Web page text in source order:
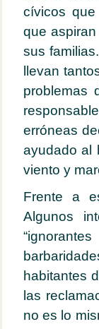
cívicos
que
sus
llevan
problemas
erróneas
ayudado al
viento y
Frente a
Algunos
habitantes
las
no es lo